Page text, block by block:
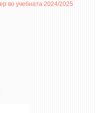
во учебната 2024/2025